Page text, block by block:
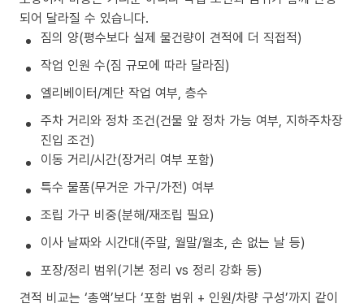
되어 달라질 수 있습니다.
짐의 양(평수보다 실제 물건량이 견적에 더 직접적)
작업 인원 수(짐 규모에 따라 달라짐)
엘리베이터/계단 작업 여부, 층수
주차 거리와 정차 조건(건물 앞 정차 가능 여부, 지하주차장
진입 조건)
이동 거리/시간(장거리 여부 포함)
특수 물품(무거운 가구/가전) 여부
조립 가구 비중(분해/재조립 필요)
이사 날짜와 시간대(주말, 월말/월초, 손 없는 날 등)
포장/정리 범위(기본 정리 vs 정리 강화 등)
견적 비교는 ‘총액’보다 ‘포함 범위 + 인원/차량 구성’까지 같이